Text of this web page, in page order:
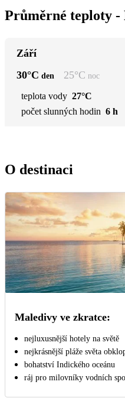
Průměrné teploty
Září
30°C den 25°C noc
teplota vody 27°C
počet slunných hodin 6 h
O destinaci
Maledivy ve zkratce:
nejluxusnější hotely na světě
nejkrásnější pláže světa
bohatství Indického oceánu
ráj pro milovníky vodních